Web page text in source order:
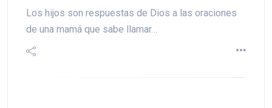
Los hijos son respuestas de Dios a las oraciones
de una mamá que sabe llamar…